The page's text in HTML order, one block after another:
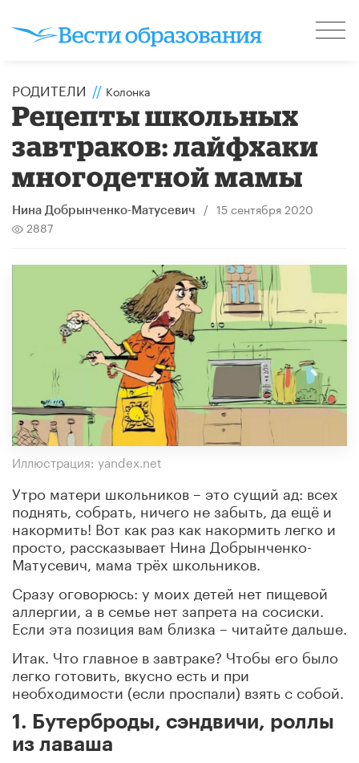
РОДИТЕЛИ // Колонка
Рецепты школьных
завтраков: лайфхаки
многодетной мамы
Нина Добрынченко-Матусевич / 15 сентября 2020
2887
Иллюстрация: yandex.net
Утро матери школьников – это сущий ад: всех
поднять, собрать, ничего не забыть, да ещё и
накормить! Вот как раз как накормить легко и
просто, рассказывает Нина Добрынченко-
Матусевич, мама трёх школьников.
Сразу оговорюсь: у моих детей нет пищевой
аллергии, а в семье нет запрета на сосиски.
Если эта позиция вам близка – читайте дальше.
Итак. Что главное в завтраке? Чтобы его было
легко готовить, вкусно есть и при
необходимости (если проспали) взять с собой.
1. Бутерброды, сэндвичи, роллы
из лаваша